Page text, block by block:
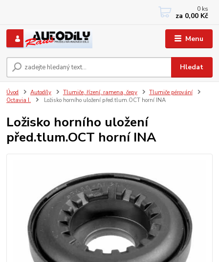
Menu
Hledat
+420 733767377
PO-PÁ: 8 - 12, 13 - 17
0 ks
za 0,00 Kč
Úvod Autodíly Tlumiče, řízení, ramena, čepy
Tlumiče pérování
Octavia I.
Ložisko horního uložení před.tlum.OCT horní INA
Ložisko horního uložení
před.tlum.OCT horní INA